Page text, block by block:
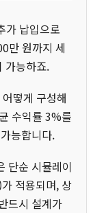
가 납입으로
만 원까지 세
가능하죠.
떻게 구성해
수익률 3%를
능합니다.
단순 시뮬레이
적용되며, 상
드시 설계가